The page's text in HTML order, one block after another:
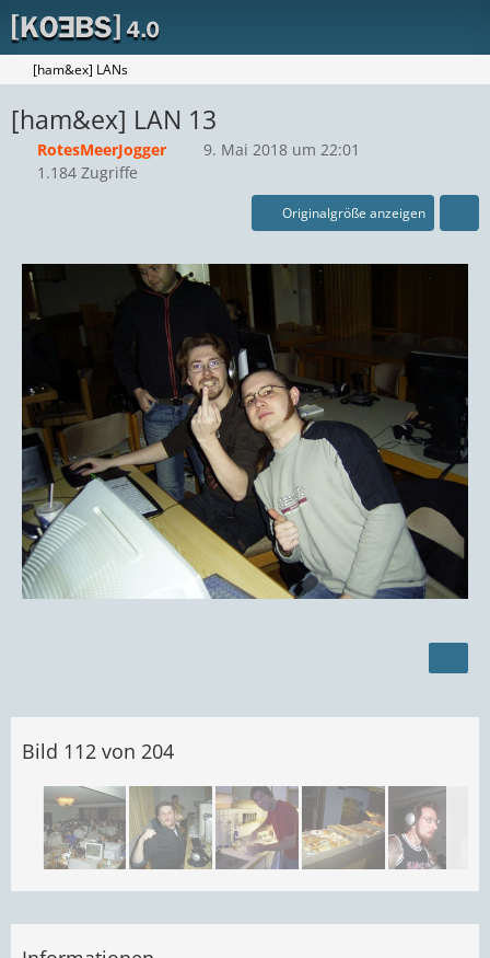
[ham&ex] LANs
[ham&ex] LAN 13
RotesMeerJogger
9. Mai 2018 um 22:01
1.184 Zugriffe
Originalgröße anzeigen
Bild 112 von 204